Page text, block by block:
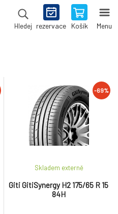
Hledej rezervace Košík Menu
-69%
Giti GitiSynergy H2 175/65 R 15
84H
Skladem externě